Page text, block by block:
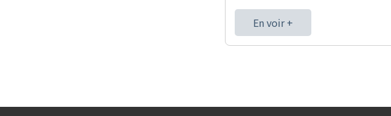
En voir +